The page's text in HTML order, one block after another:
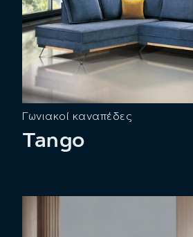
Γωνιακοί καναπέδες
Tango